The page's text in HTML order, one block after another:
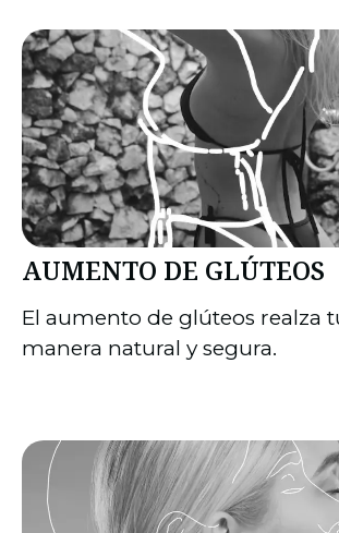
AUMENTO DE GLÚTEOS
El aumento de glúteos realza
manera natural y segura.